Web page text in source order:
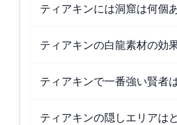
ティアキンには洞窟は何個
ティアキンの白龍素材の効
ティアキンで一番強い賢者
ティアキンの隠しエリアは